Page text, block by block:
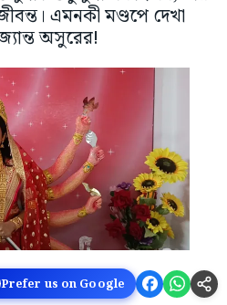
এমনকী মণ্ডপে দেখা
অসুরের!
Prefer us on Google